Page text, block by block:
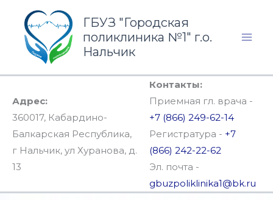
Перейти
содержимому
ГБУЗ "Городская
поликлиника №1" г.о.
Нальчик
Адрес:
360017, Кабардино-
Балкарская Республика,
г Нальчик, ул Хуранова, д.
13
Контакты:
Приемная гл. врача -
+7 (866) 249-62-14
Регистратура - +7
(866) 242-22-62
Эл. почта -
gbuzpoliklinika1@bk.ru